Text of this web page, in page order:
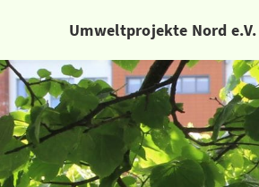
Umweltprojekte Nord e.V.